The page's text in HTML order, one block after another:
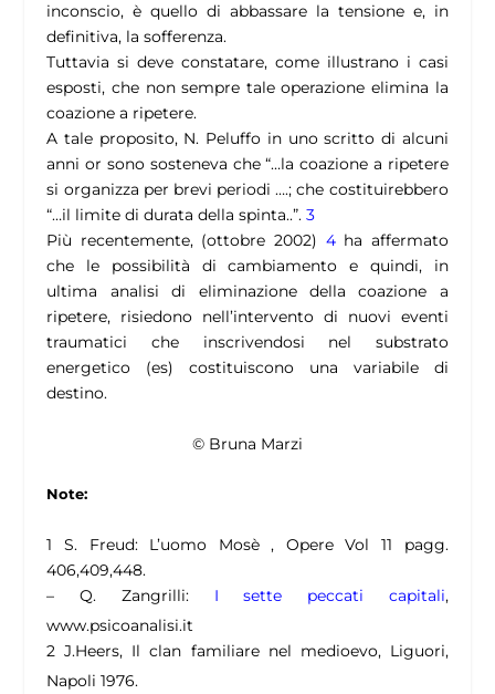
inconscio, è quello di abbassare la tensione e, in
definitiva, la sofferenza.
Tuttavia si deve constatare, come illustrano i casi
esposti, che non sempre tale operazione elimina la
coazione a ripetere.
A tale proposito, N. Peluffo in uno scritto di alcuni
anni or sono sosteneva che “…la coazione a ripetere
si organizza per brevi periodi ….; che costituirebbero
“…il limite di durata della spinta..”.3
Più recentemente, (ottobre 2002) 4ha affermato
che le possibilità di cambiamento e quindi, in
ultima analisi di eliminazione della coazione a
ripetere, risiedono nell’intervento di nuovi eventi
traumatici che inscrivendosi nel substrato
energetico (es) costituiscono una variabile di
destino.
© Bruna Marzi
Note:
1 S. Freud: L’uomo Mosè , Opere Vol 11 pagg.
406,409,448.
– Q. Zangrilli: I sette peccati capitali,
www.psicoanalisi.it
2 J.Heers, Il clan familiare nel medioevo, Liguori,
Napoli 1976.